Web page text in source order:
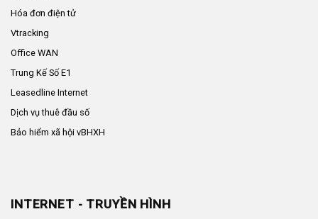
Hóa đơn điện tử
Vtracking
Office WAN
Trung Kế Số E1
Leasedline Internet
Dịch vụ thuê đầu số
Bảo hiểm xã hội vBHXH
INTERNET - TRUYỀN HÌNH